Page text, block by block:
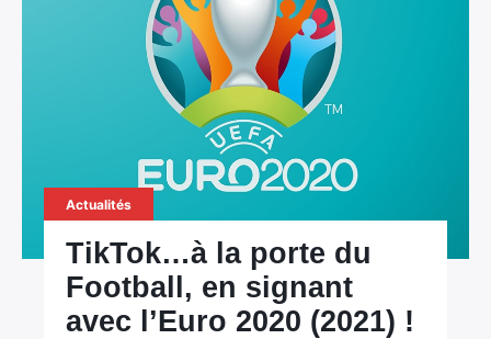
Actualités
TikTok…à la porte du
Football, en signant
avec l’Euro 2020 (2021) !